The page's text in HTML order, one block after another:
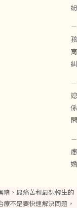
紛
婚
暗、最痛苦和最想輕生的
不是要快速解決問題，